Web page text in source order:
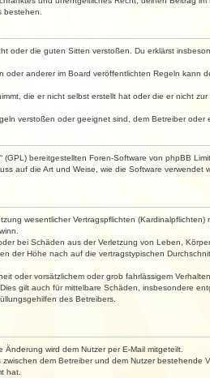
oder die guten Sitten verstoßen. Du erklärst
anderer im Board veröffentlichten Regeln kann
die er nicht selbst erstellt hat oder die er nicht
verstoßen oder geeignet sind, dem Betreiber oder
“ (GPL) bereitgestellten Foren-Software von phpBB
auf die Art und Weise, wie die Software
wesentlicher Vertragspflichten
bei Schäden aus der Verletzung von Leben,
der Höhe nach auf die vertragstypischen
oder vorsätzlichem oder grob fahrlässigem
gilt auch für mittelbare Schäden, insbesondere
des Betreibers.
wird dem Nutzer per E-Mail mitgeteilt.
dem Betreiber und dem Nutzer bestehende
hat.